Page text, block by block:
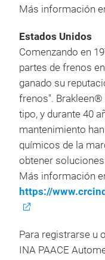
Más información
Estados Unidos
Comenzando en
partes de frenos
ganado su
frenos".
tipo, y durante 40
mantenimiento
químicos de la
obtener
Más información
https://
Para registrarse u
INA PAACE